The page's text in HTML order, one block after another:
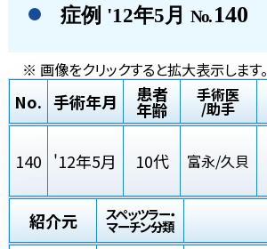
症例 '12年5月 No.140
※ 画像をクリックすると拡大表示します。
No. 手術年月 患者
年齢
手術医
/助手
140 '12年5月 10代 富永/久貝
紹介元 スペッツラー・
マーチン分類